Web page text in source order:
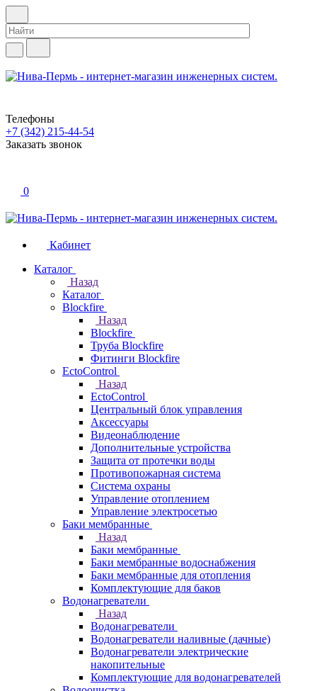
Телефоны
+7 (342) 215-44-54
Заказать звонок
0
Кабинет
Каталог
Назад
Каталог
Blockfire
Назад
Blockfire
Труба Blockfire
Фитинги Blockfire
EctoControl
Назад
EctoControl
Центральный блок управления
Аксессуары
Видеонаблюдение
Дополнительные устройства
Защита от протечки воды
Противопожарная система
Система охраны
Управление отоплением
Управление электросетью
Баки мембранные
Назад
Баки мембранные
Баки мембранные водоснабжения
Баки мембранные для отопления
Комплектующие для баков
Водонагреватели
Назад
Водонагреватели
Водонагреватели наливные (дачные)
Водонагреватели электрические
накопительные
Комплектующие для водонагревателей